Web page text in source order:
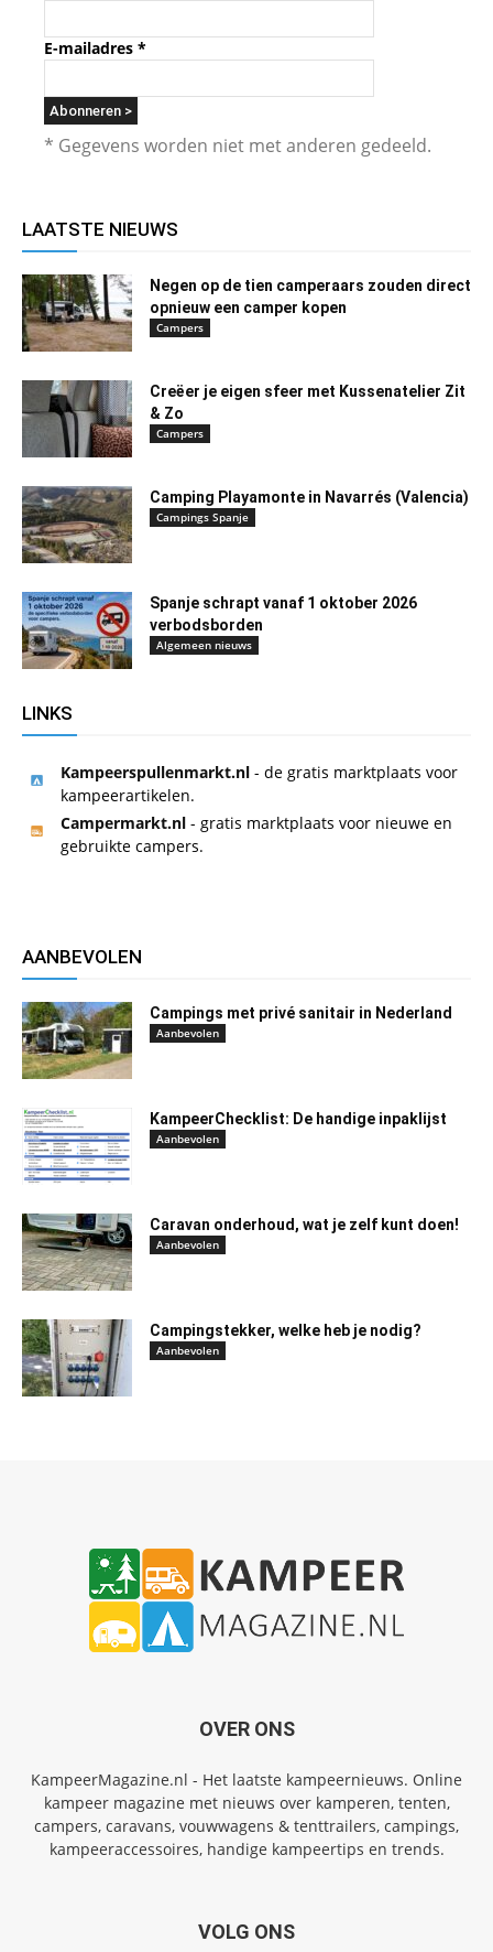
E-mailadres *
* Gegevens worden niet met anderen gedeeld.
LAATSTE NIEUWS
Negen op de tien camperaars zouden direct
opnieuw een camper kopen
Campers
Creëer je eigen sfeer met Kussenatelier Zit
& Zo
Campers
Camping Playamonte in Navarrés (Valencia)
Campings Spanje
Spanje schrapt vanaf 1 oktober 2026
verbodsborden
Algemeen nieuws
LINKS
Kampeerspullenmarkt.nl - de gratis marktplaats voor
kampeerartikelen.
Campermarkt.nl - gratis marktplaats voor nieuwe en
gebruikte campers.
AANBEVOLEN
Campings met privé sanitair in Nederland
Aanbevolen
KampeerChecklist: De handige inpaklijst
Aanbevolen
Caravan onderhoud, wat je zelf kunt doen!
Aanbevolen
Campingstekker, welke heb je nodig?
Aanbevolen
OVER ONS
KampeerMagazine.nl - Het laatste kampeernieuws. Online
kampeer magazine met nieuws over kamperen, tenten,
campers, caravans, vouwwagens & tenttrailers, campings,
kampeeraccessoires, handige kampeertips en trends.
VOLG ONS